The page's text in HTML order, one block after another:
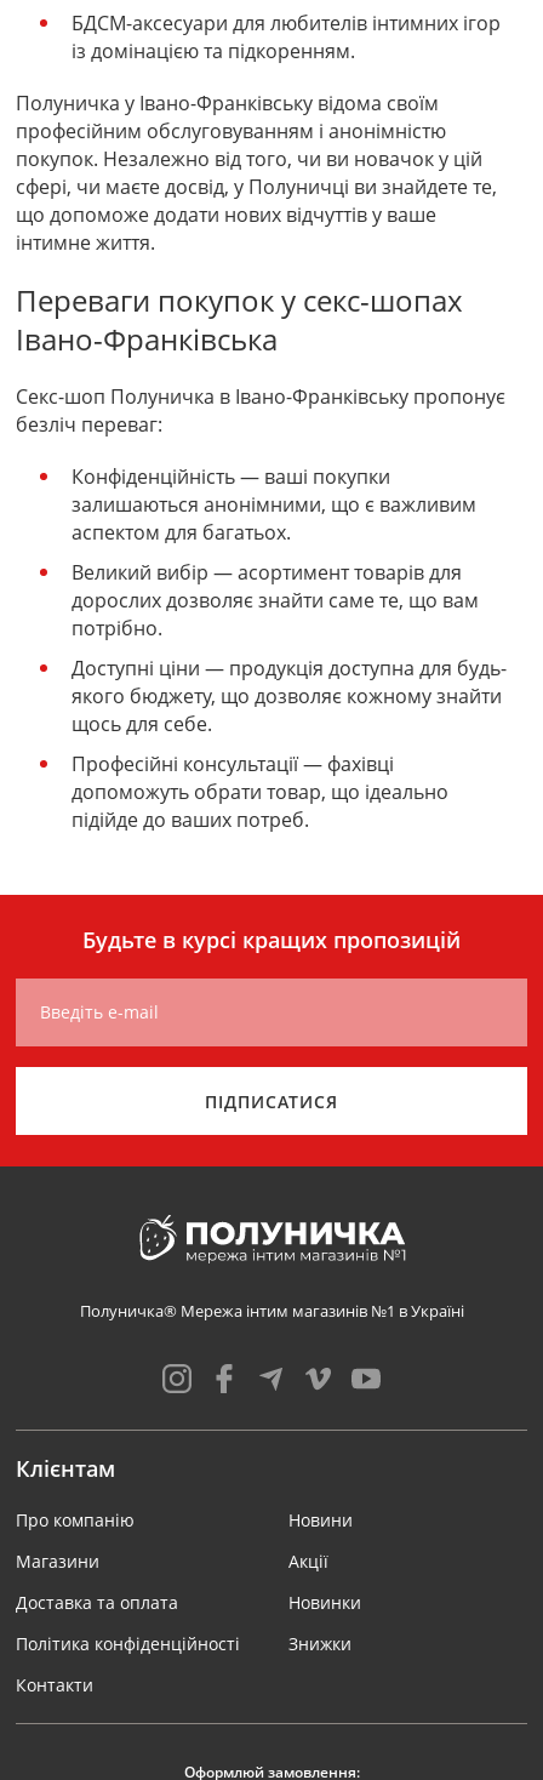
БДСМ-аксесуари для любителів інтимних ігор
із домінацією та підкоренням.
Полуничка у Івано-Франківську відома своїм
професійним обслуговуванням і анонімністю
покупок. Незалежно від того, чи ви новачок у цій
сфері, чи маєте досвід, у Полуничці ви знайдете те,
що допоможе додати нових відчуттів у ваше
інтимне життя.
Переваги покупок у секс-шопах
Івано-Франківська
Секс-шоп Полуничка в Івано-Франківську пропонує
безліч переваг:
Конфіденційність— ваші покупки
залишаються анонімними, що є важливим
аспектом для багатьох.
Великий вибір — асортимент товарів для
дорослих дозволяє знайти саме те, що вам
потрібно.
Доступні ціни — продукція доступна для будь-
якого бюджету, що дозволяє кожному знайти
щось для себе.
Професійні консультації— фахівці
допоможуть обрати товар, що ідеально
підійде до ваших потреб.
Будьте в курсі кращих пропозицій
Введіть e-mail
ПІДПИСАТИСЯ
Полуничка® Мережа інтим магазинів №1 в Україні
Клієнтам
Про компанію
Магазини
Доставка та оплата
Політика конфіденційності
Контакти
Новини
Акції
Новинки
Знижки
Оформлюй замовлення: